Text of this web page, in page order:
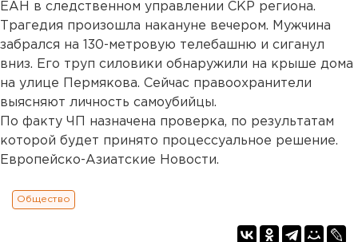
ЕАН в следственном управлении СКР региона.
Трагедия произошла накануне вечером. Мужчина
забрался на 130-метровую телебашню и сиганул
вниз. Его труп силовики обнаружили на крыше дома
на улице Пермякова. Сейчас правоохранители
выясняют личность самоубийцы.
По факту ЧП назначена проверка, по результатам
которой будет принято процессуальное решение.
Европейско-Азиатские Новости.
Общество